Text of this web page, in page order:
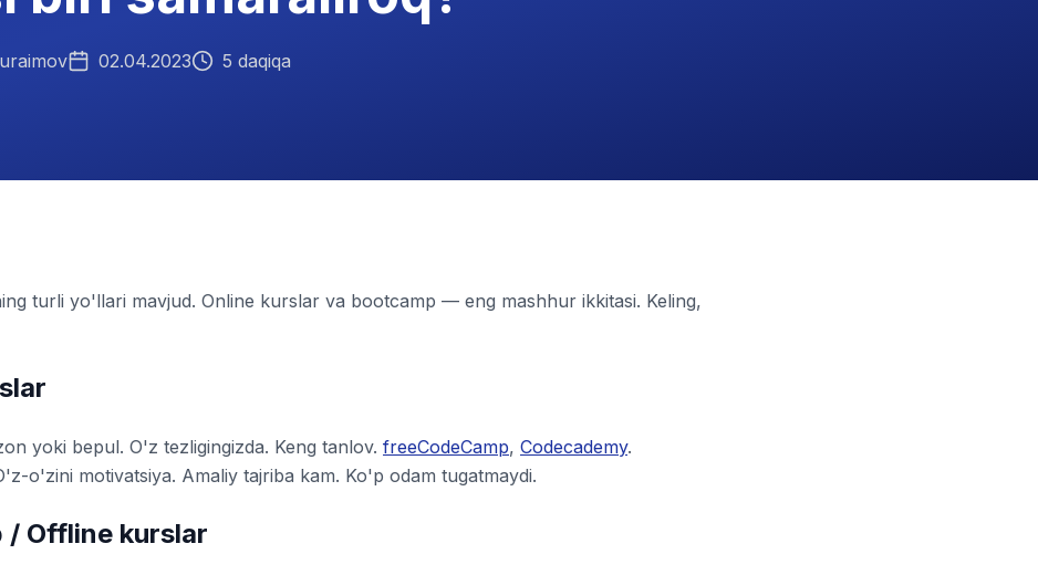
02.04.2023 5 daqiqa
turli yo'llari mavjud. Online kurslar va bootcamp — eng mashhur ikkitasi. Keling,
yoki bepul. O'z tezligingizda. Keng tanlov. freeCodeCamp, Codecademy.
o'zini motivatsiya. Amaliy tajriba kam. Ko'p odam tugatmaydi.
/ Offline kurslar